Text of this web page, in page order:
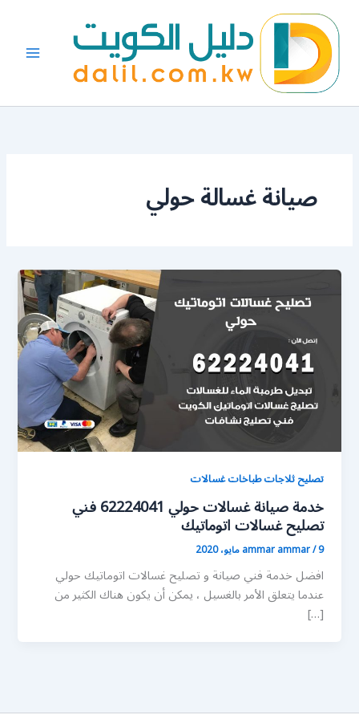
المحتوى
صيانة غسالة حولي
تصليح ثلاجات طباخات غسالات
خدمة صيانة غسالات حولي 62224041 فني
تصليح غسالات اتوماتيك
ammar ammar/9 مايو، 2020
افضل خدمة فني صيانة و تصليح غسالات اتوماتيك حولي
عندما يتعلق الأمر بالغسيل ، يمكن أن يكون هناك الكثير من
[…]